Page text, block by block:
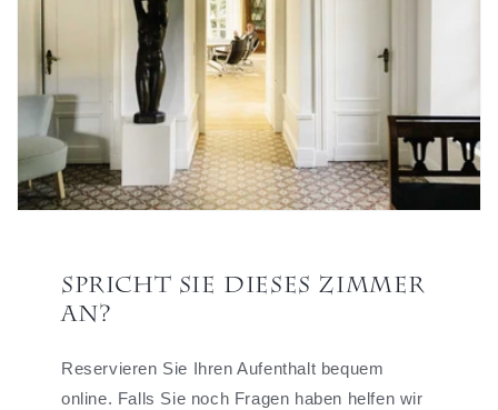
Spricht Sie dieses Zimmer
an?
Reservieren Sie Ihren Aufenthalt bequem
online. Falls Sie noch Fragen haben helfen wir